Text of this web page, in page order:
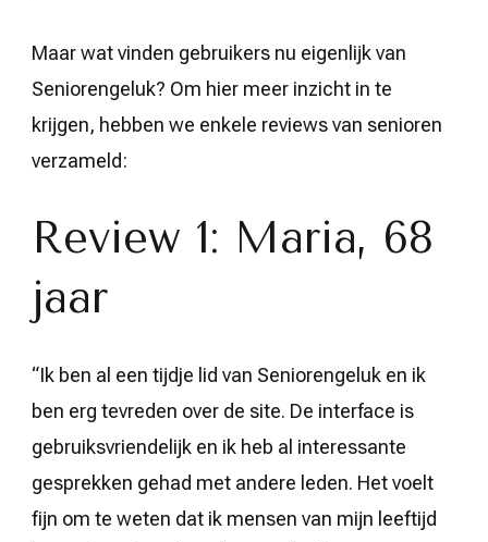
Maar wat vinden gebruikers nu eigenlijk van
Seniorengeluk? Om hier meer inzicht in te
krijgen, hebben we enkele reviews van senioren
verzameld:
Review 1: Maria, 68
jaar
“Ik ben al een tijdje lid van Seniorengeluk en ik
ben erg tevreden over de site. De interface is
gebruiksvriendelijk en ik heb al interessante
gesprekken gehad met andere leden. Het voelt
fijn om te weten dat ik mensen van mijn leeftijd